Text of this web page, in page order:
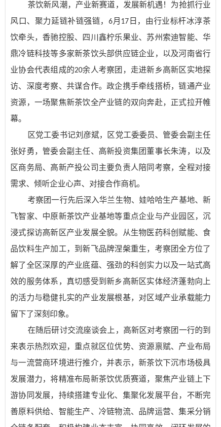
茶饮新风潮，产业新赛道，发展新机遇！为抢抓行业
风口、聚力延链补链强链， 6月 17 日，由行业标杆冰淳茶
饮牵头，香驰控股、四川鑫柠乐果业、苏州索迪智能、华
鼎冷链科技等多家新茶饮头部供应链企业，以及河南省行
业协会代表组成的20余人考察团，走进新乡高新区实地探
访、深度考察、共谋合作。政企携手牵线搭桥，链通产业
资源，一场聚焦新茶饮全产业链的双向奔赴，正式拉开帷
幕。
区党工委书记刘彦斌，区党工委委员、管委会副主任
张好勇，管委会副主任、高新投资集团董事长朱涛，以及
区商务局、高新产投公司主要负责人陪同考察，全程对接
需求、倾听企业心声、对接合作商机。
考察团一行先后深入华兰生物、娃哈哈生产基地、新
飞智家、中原新茶饮产业基地等重点企业与产业园区，沉
浸式探访高新区产业发展全貌。从生物医药科创赋能、食
品饮料生产加工，到新飞品牌涅槃重生，考察团全方位了
解了全区深厚的产业底蕴、强劲的科创实力以及一站式高
效的服务体系，真切感受到新乡高新区实体经济蓬勃向上
的活力与稳健扎实的产业发展根基，对区域产业承载能力
留下了深刻印象。
在随后研讨交流座谈会上，高新区对考察团一行的到
来表示热烈欢迎，重点就区位优势、资源禀赋、产业布局
与一流营商环境进行推介，并表示，新茶饮下沉市场极具
发展潜力，将精准布局新茶饮优质赛道，聚焦产业链上下
游协同发展，持续搭建专业化、集聚化发展平台，不断完
善原料供给、智能生产、冷链物流、品牌运营、集采分销